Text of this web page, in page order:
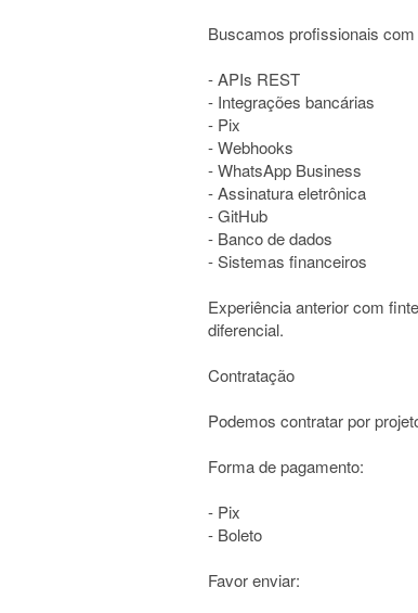
Buscamos profissionais
- APIs REST
- Integrações bancárias
- Pix
- Webhooks
- WhatsApp Business
- Assinatura eletrônica
- GitHub
- Banco de dados
- Sistemas financeiros
Experiência anterior com
diferencial.
Contratação
Podemos contratar por
Forma de pagamento:
- Pix
- Boleto
Favor enviar: